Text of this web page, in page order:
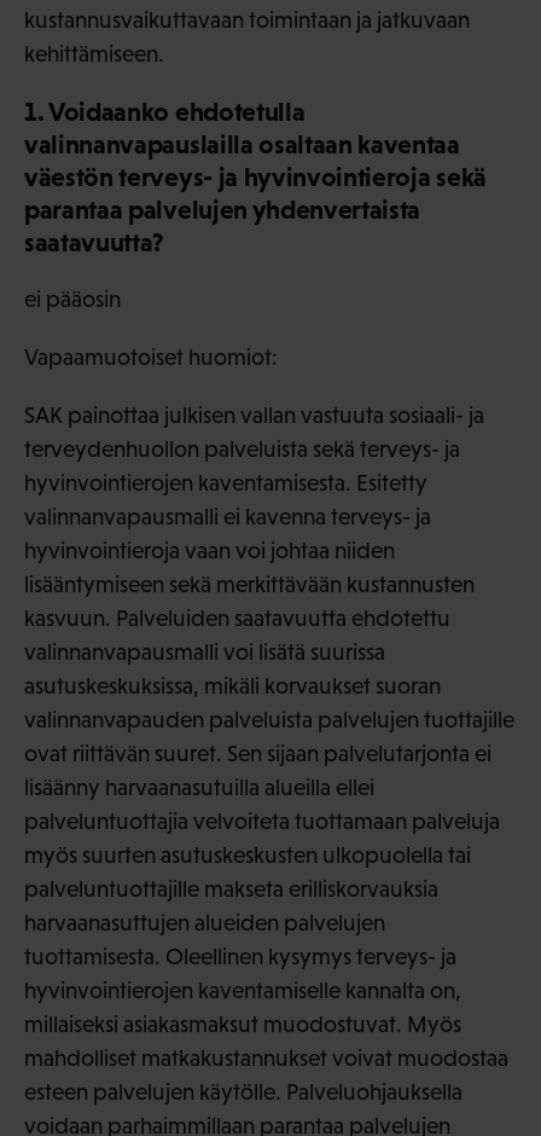
kustannusvaikuttavaan toimintaan ja jatkuvaan
kehittämiseen.
1. Voidaanko ehdotetulla
valinnanvapauslailla osaltaan kaventaa
väestön terveys- ja hyvinvointieroja sekä
parantaa palvelujen yhdenvertaista
saatavuutta?
ei pääosin
Vapaamuotoiset huomiot:
SAK painottaa julkisen vallan vastuuta sosiaali- ja
terveydenhuollon palveluista sekä terveys- ja
hyvinvointierojen kaventamisesta. Esitetty
valinnanvapausmalli ei kavenna terveys- ja
hyvinvointieroja vaan voi johtaa niiden
lisääntymiseen sekä merkittävään kustannusten
kasvuun. Palveluiden saatavuutta ehdotettu
valinnanvapausmalli voi lisätä suurissa
asutuskeskuksissa, mikäli korvaukset suoran
valinnanvapauden palveluista palvelujen tuottajille
ovat riittävän suuret. Sen sijaan palvelutarjonta ei
lisäänny harvaanasutuilla alueilla ellei
palveluntuottajia velvoiteta tuottamaan palveluja
myös suurten asutuskeskusten ulkopuolella tai
palveluntuottajille makseta erilliskorvauksia
harvaanasuttujen alueiden palvelujen
tuottamisesta. Oleellinen kysymys terveys- ja
hyvinvointierojen kaventamiselle kannalta on,
millaiseksi asiakasmaksut muodostuvat. Myös
mahdolliset matkakustannukset voivat muodostaa
esteen palvelujen käytölle. Palveluohjauksella
voidaan parhaimmillaan parantaa palvelujen